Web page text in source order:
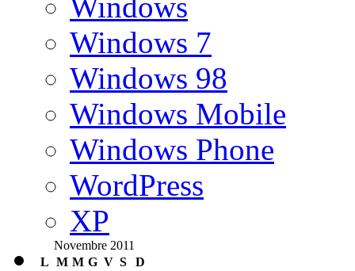
Windows 7
Windows 98
Windows Mobile
Windows Phone
WordPress
XP
Novembre 2011
L M M G V S
D